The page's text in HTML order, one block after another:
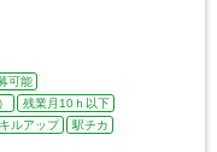
可能
残業月10ｈ以下
ルアップ
駅チカ